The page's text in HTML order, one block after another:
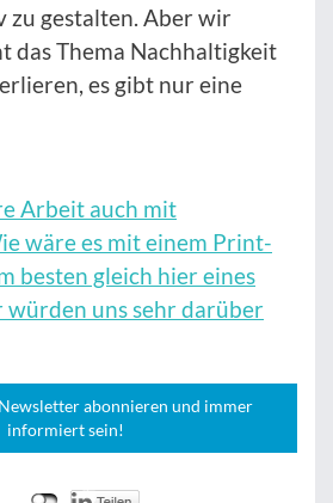
zu gestalten. Aber wir
das Thema Nachhaltigkeit
es gibt nur eine
Arbeit auch mit
wäre es mit einem Print-
besten gleich hier eines
würden uns sehr darüber
abonnieren und immer
informiert sein!